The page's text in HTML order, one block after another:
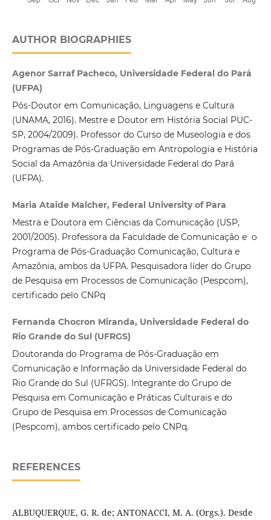
AUTHOR BIOGRAPHIES
Agenor Sarraf Pacheco, Universidade Federal do Pará
(UFPA)
Pós-Doutor em Comunicação, Linguagens e Cultura
(UNAMA, 2016). Mestre e Doutor em História Social PUC-
SP, 2004/2009). Professor do Curso de Museologia e dos
Programas de Pós-Graduação em Antropologia e História
Social da Amazônia da Universidade Federal do Pará
(UFPA).
Maria Ataide Malcher, Federal University of Para
Mestra e Doutora em Ciências da Comunicação (USP,
2001/2005). Professora da Faculdade de Comunicação e o
Programa de Pós-Graduação Comunicação, Cultura e
Amazônia, ambos da UFPA. Pesquisadora líder do Grupo
de Pesquisa em Processos de Comunicação (Pespcom),
certificado pelo CNPq
Fernanda Chocron Miranda, Universidade Federal do
Rio Grande do Sul (UFRGS)
Doutoranda do Programa de Pós-Graduação em
Comunicação e Informação da Universidade Federal do
Rio Grande do Sul (UFRGS). Integrante do Grupo de
Pesquisa em Comunicação e Práticas Culturais e do
Grupo de Pesquisa em Processos de Comunicação
(Pespcom), ambos certificado pelo CNPq.
REFERENCES
ALBUQUERQUE, G. R. de; ANTONACCI, M. A. (Orgs.). Desde